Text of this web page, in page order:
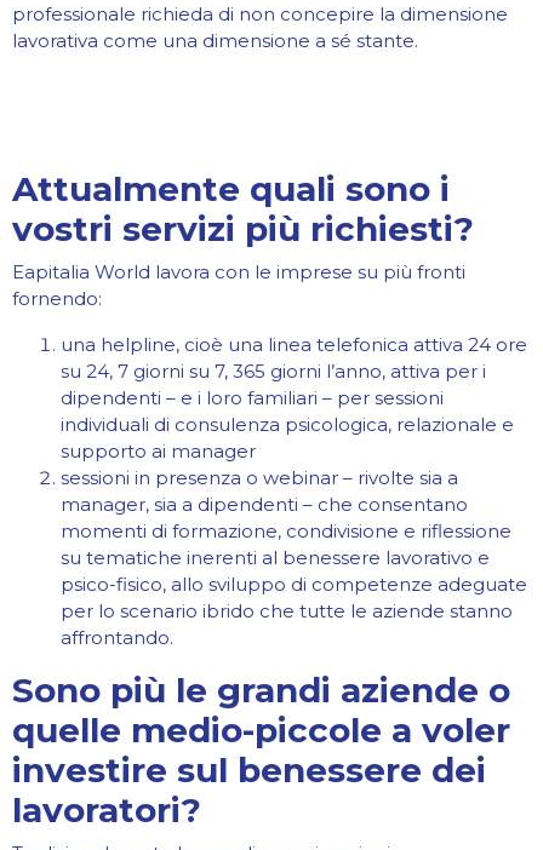
professionale richieda di non concepire la dimensione
lavorativa come una dimensione a sé stante.
Attualmente quali sono i
vostri servizi più richiesti?
Eapitalia World lavora con le imprese su più fronti
fornendo:
una helpline, cioè una linea telefonica attiva 24 ore
su 24, 7 giorni su 7, 365 giorni l’anno, attiva per i
dipendenti – e i loro familiari – per sessioni
individuali di consulenza psicologica, relazionale e
supporto ai manager
sessioni in presenza o webinar – rivolte sia a
manager, sia a dipendenti – che consentano
momenti di formazione, condivisione e riflessione
su tematiche inerenti al benessere lavorativo e
psico-fisico, allo sviluppo di competenze adeguate
per lo scenario ibrido che tutte le aziende stanno
affrontando.
Sono più le grandi aziende o
quelle medio-piccole a voler
investire sul benessere dei
lavoratori?